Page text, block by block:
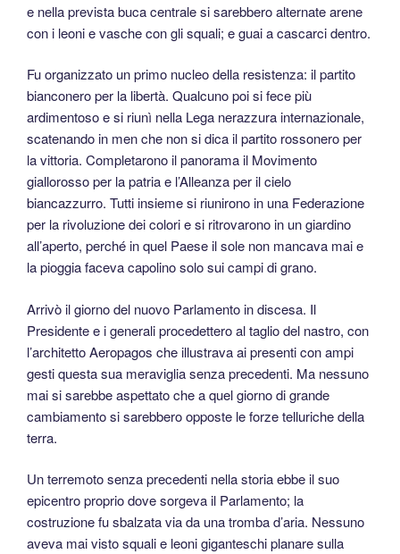
e nella prevista buca centrale si sarebbero alternate arene
con i leoni e vasche con gli squali; e guai a cascarci dentro.
Fu organizzato un primo nucleo della resistenza: il partito
bianconero per la libertà. Qualcuno poi si fece più
ardimentoso e si riunì nella Lega nerazzura internazionale,
scatenando in men che non si dica il partito rossonero per
la vittoria. Completarono il panorama il Movimento
giallorosso per la patria e l’Alleanza per il cielo
biancazzurro. Tutti insieme si riunirono in una Federazione
per la rivoluzione dei colori e si ritrovarono in un giardino
all’aperto, perché in quel Paese il sole non mancava mai e
la pioggia faceva capolino solo sui campi di grano.
Arrivò il giorno del nuovo Parlamento in discesa. Il
Presidente e i generali procedettero al taglio del nastro, con
l’architetto Aeropagos che illustrava ai presenti con ampi
gesti questa sua meraviglia senza precedenti. Ma nessuno
mai si sarebbe aspettato che a quel giorno di grande
cambiamento si sarebbero opposte le forze telluriche della
terra.
Un terremoto senza precedenti nella storia ebbe il suo
epicentro proprio dove sorgeva il Parlamento; la
costruzione fu sbalzata via da una tromba d’aria. Nessuno
aveva mai visto squali e leoni giganteschi planare sulla